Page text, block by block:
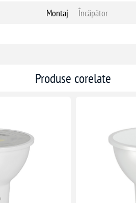
Montaj
Încăpător
Produse corelate